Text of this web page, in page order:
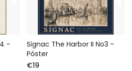
-
Signac The Harbor II No3 -
Póster
€19